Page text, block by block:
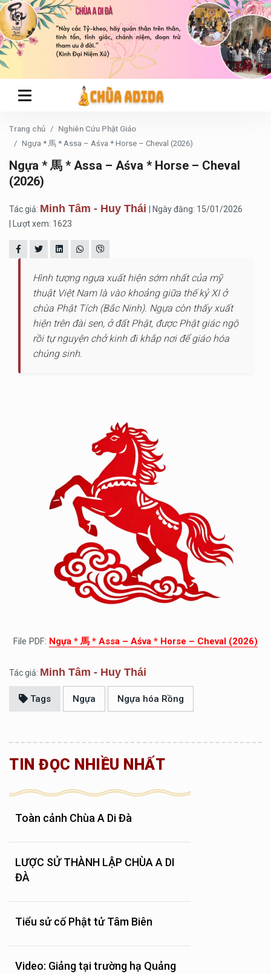
Trang chủ
Nghiên Cứu Phật Giáo
Ngựa * 馬 * Assa – Aśva * Horse – Cheval (2026)
Ngựa * 馬 * Assa – Aśva * Horse – Cheval
(2026)
Tác giả: Minh Tâm - Huy Thái
| Ngày đăng: 15/01/2026
| Lượt xem: 1623
Hình tượng ngựa xuất hiện sớm nhất của mỹ
thuật Việt Nam là vào khoảng giữa thế kỷ XI ở
chùa Phật Tích (Bắc Ninh). Ngựa còn thấy xuất
hiện trên đài sen, ở đất Phật, được Phật giác ngộ
rồi tự nguyện chở kinh đi khắp nơi để giáo hóa
chúng sinh.
File PDF: Ngựa * 馬 * Assa – Aśva * Horse – Cheval (2026)
Tác giả: Minh Tâm - Huy Thái
Tags Ngựa Ngựa hóa Rồng
TIN ĐỌC NHIỀU NHẤT
Toàn cảnh Chùa A Di Đà
LƯỢC SỬ THÀNH LẬP CHÙA A DI
ĐÀ
Tiểu sử cố Phật tử Tâm Biên
Video: Giảng tại trường hạ Quảng